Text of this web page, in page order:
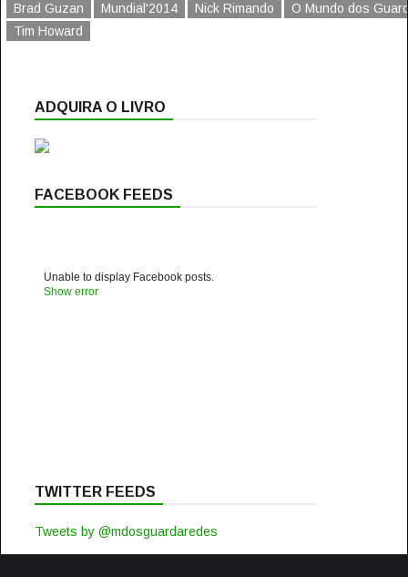
Brad Guzan Mundial'2014 Nick Rimando
O Mundo dos
Tim Howard
ADQUIRA O LIVRO
FACEBOOK FEEDS
Unable to display Facebook posts.
Show error
TWITTER FEEDS
Tweets by @mdosguardaredes